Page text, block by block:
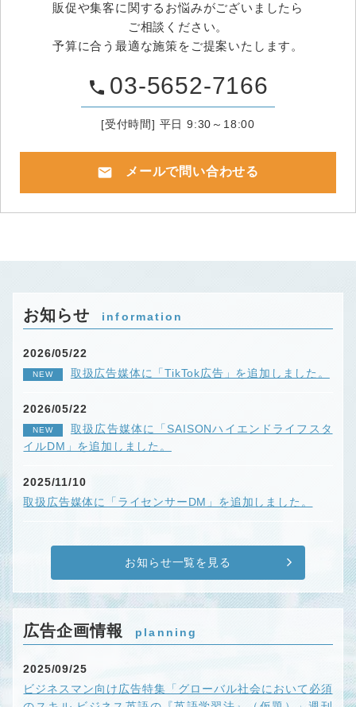
販促や集客に関するお悩みがございましたら
ご相談ください。
予算に合う最適な施策をご提案いたします。
phone 03-5652-7166
[受付時間] 平日 9:30～18:00
mail メールで問い合わせる
お知らせ information
2026/05/22
NEW 取扱広告媒体に「TikTok広告」を追加しました。
2026/05/22
NEW
取扱広告媒体に「SAISONハイエンドライフスタ
イルDM」を追加しました。
2025/11/10
取扱広告媒体に「ライセンサーDM」を追加しました。
お知らせ一覧を見る
広告企画情報 planning
2025/09/25
ビジネスマン向け広告特集「グローバル社会において必須